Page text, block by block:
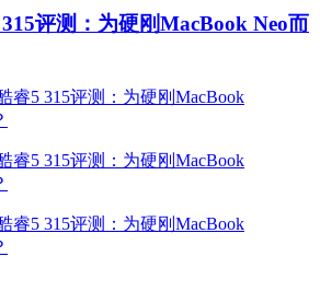
评测：为硬刚MacBook Neo而